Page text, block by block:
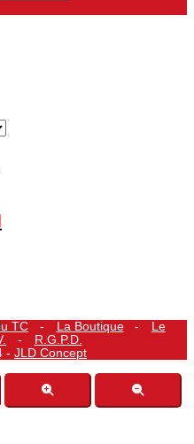
TC La Boutique
Le
R.G.P.D.
- JLD Concept